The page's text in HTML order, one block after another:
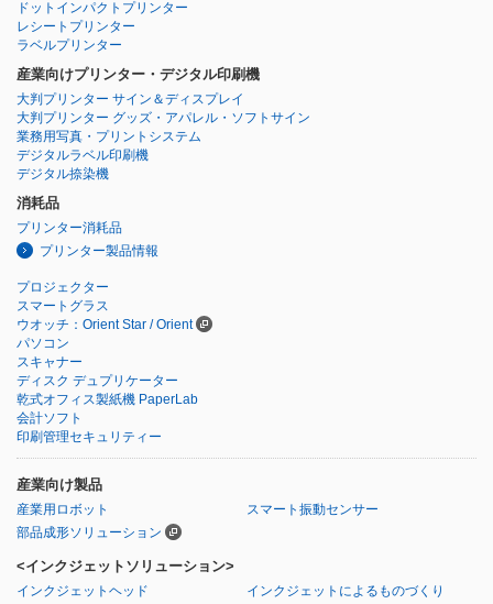
ドットインパクトプリンター
レシートプリンター
ラベルプリンター
産業向けプリンター・デジタル印刷機
大判プリンター サイン＆ディスプレイ
大判プリンター グッズ・アパレル・ソフトサイン
業務用写真・プリントシステム
デジタルラベル印刷機
デジタル捺染機
消耗品
プリンター消耗品
プリンター製品情報
プロジェクター
スマートグラス
ウオッチ：Orient Star / Orient
パソコン
スキャナー
ディスク デュプリケーター
乾式オフィス製紙機 PaperLab
会計ソフト
印刷管理セキュリティー
産業向け製品
産業用ロボット
スマート振動センサー
部品成形ソリューション
<インクジェットソリューション>
インクジェットヘッド インクジェットによるものづくり